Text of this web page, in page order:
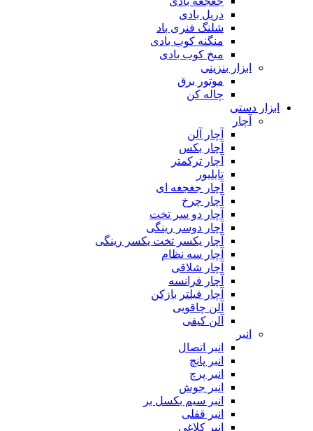
دریل بادی
شلنگ فنری باد
منگنه کوب بادی
میخ کوب بادی
ابزار بنزینی
موتور برق
چاله کن
ابزار دستی
آچار
آچار آلن
آچار بکس
آچار ترکمتر
تایلیور
آچار جغجغه ای
آچار چرخ
آچار دو سر تخت
آچار دوسر رینگی
آچار یکسر تخت یکسر رینگی
آچار سه نظام
آچار شلاقی
آچار فرانسه
آچار فیلتر بازکن
آلن چاقویی
آلن کیفی
انبر
انبر اتصال
انبر پانچ
انبر پرچ
انبر جوش
انبر سیم بکسل بر
انبر قفلی
انبر کلاغی